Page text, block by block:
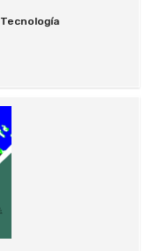
Tecnología